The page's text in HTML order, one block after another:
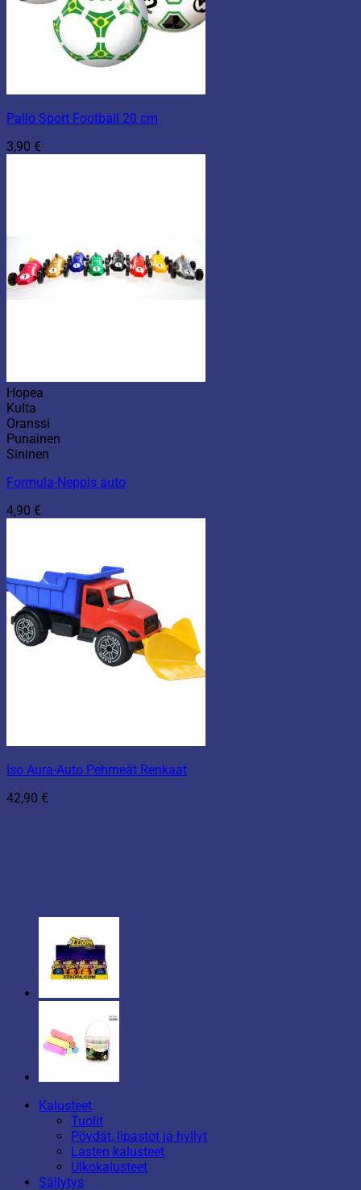
Pallo Sport Football 20 cm
3,90 €
Hopea
Kulta
Oranssi
Punainen
Sininen
Formula-Neppis auto
4,90 €
Iso Aura-Auto Pehmeät Renkaat
42,90 €
Kalusteet
Tuolit
Pöydät, lipastot ja hyllyt
Lasten kalusteet
Ulkokalusteet
Säilytys